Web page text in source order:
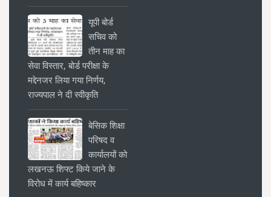
यूपी बोर्ड
सचिव को
तीन माह का
सेवा विस्तार, बोर्ड परीक्षा के
मद्देनजर लिया गया निर्णय,
राज्यपाल ने दी स्वीकृति
बेसिक शिक्षा
परिषद व
कार्यालयों को
लखनऊ शिफ्ट किये जाने के
विरोध में कार्य बहिष्कार